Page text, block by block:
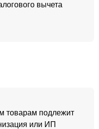
вычета
товарам подлежит
или ИП